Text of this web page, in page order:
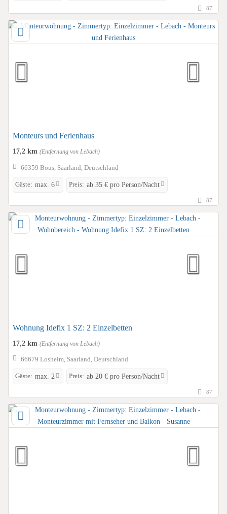
87
Monteurs und Ferienhaus
17,2 km (Entfernung von Lebach)
66359 Bous, Saarland, Deutschland
Gäste: max. 6 Preis: ab 35 € pro Person/Nacht
87
Wohnung Idefix 1 SZ: 2 Einzelbetten
17,2 km (Entfernung von Lebach)
66679 Losheim, Saarland, Deutschland
Gäste: max. 2 Preis: ab 20 € pro Person/Nacht
87